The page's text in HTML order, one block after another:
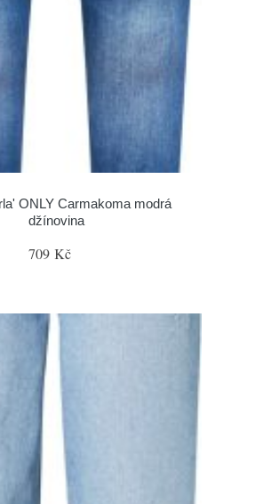
ONLY Carmakoma modrá
džínovina
709 Kč